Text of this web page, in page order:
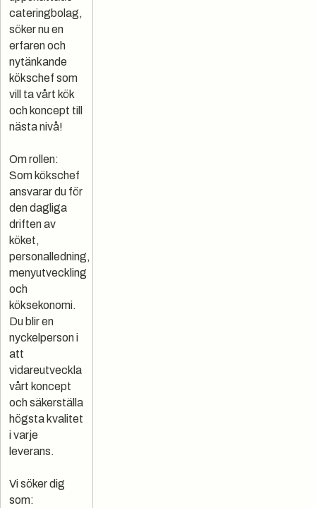
cateringbolag,
söker nu en
erfaren och
nytänkande
kökschef som
vill ta vårt kök
och koncept till
nästa nivå!
Om rollen:
Som kökschef
ansvarar du för
den dagliga
driften av
köket,
personalledning,
menyutveckling
och
köksekonomi.
Du blir en
nyckelperson i
att
vidareutveckla
vårt koncept
och säkerställa
högsta kvalitet
i varje
leverans.
Vi söker dig
som: